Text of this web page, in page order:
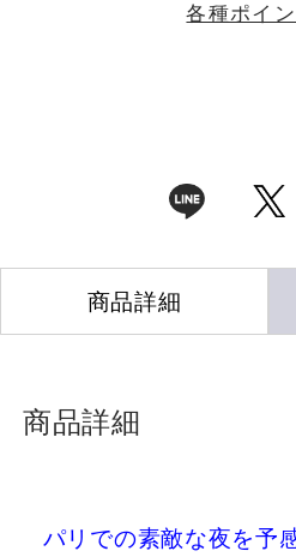
各種ポイ
商品詳細
商品詳細
パリでの素敵な夜を予